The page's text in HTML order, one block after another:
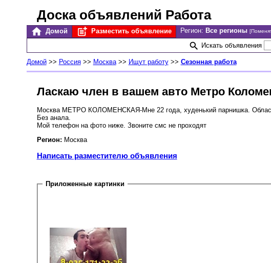
Доска объявлений Работа
Домой Разместить объявление Регион: Все регионы
Искать объявления
Домой>> Россия>> Москва>> Ищут работу>> Сезонная работа
Ласкаю член в вашем авто Метро
Москва МЕТРО КОЛОМЕНСКАЯ-Мне 22 года, худенький парнишка.
Без анала.
Мой телефон на фото ниже. Звоните смс не проходят
Регион: Москва
Написать разместителю объявления
Приложенные картинки